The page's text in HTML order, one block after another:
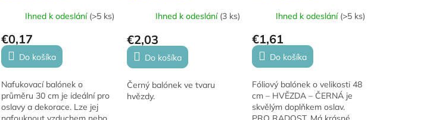
Ihned k odeslání (>5 ks)
€0,17
Do košíka
Nafukovací balónek o
průměru 30 cm je ideální pro
oslavy a dekorace. Lze jej
Ihned k odeslání (3 ks)
€2,03
Do košíka
Černý balónek ve tvaru
hvězdy.
Ihned k odeslání (>5 ks)
€1,61
Do košíka
Fóliový balónek o velikosti 48
cm – HVĚZDA – ČERNÁ je
skvělým doplňkem oslav.